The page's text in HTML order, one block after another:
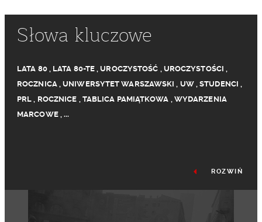
Słowa kluczowe
LATA 80, LATA 80-TE ,UROCZYSTOŚĆ , UROCZYSTOŚCI ,
ROCZNICA,UNIWERSYTET WARSZAWSKI , UW,STUDENCI ,
PRL , ROCZNICE , TABLICA PAMIĄTKOWA , WYDARZENIA
MARCOWE,...
ROZWIŃ